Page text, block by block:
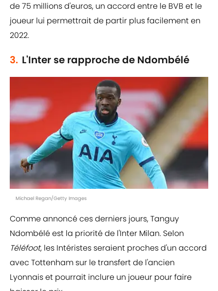
de 75 millions d'euros, un accord entre le BVB et le
joueur lui permettrait de partir plus facilement en
2022.
3. L'Inter se rapproche de Ndombélé
Michael Regan/Getty Images
Comme annoncé ces derniers jours, Tanguy
Ndombélé est la priorité de l'Inter Milan. Selon
Téléfoot, les Intéristes seraient proches d'un accord
avec Tottenham sur le transfert de l'ancien
Lyonnais et pourrait inclure un joueur pour faire